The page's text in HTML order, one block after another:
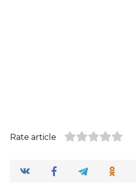
Rate article